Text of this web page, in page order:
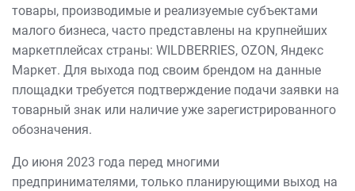
товары, производимые и реализуемые субъектами
малого бизнеса, часто представлены на крупнейших
маркетплейсах страны: WILDBERRIES, OZON, Яндекс
Маркет. Для выхода под своим брендом на данные
площадки требуется подтверждение подачи заявки на
товарный знак или наличие уже зарегистрированного
обозначения.
До июня 2023 года перед многими
предпринимателями, только планирующими выход на